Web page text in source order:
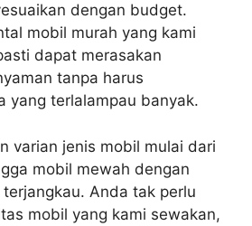
dengan budget.
mobil murah yang kami
dapat merasakan
tanpa harus
yang terlalampau banyak.
varian jenis mobil mulai dari
mobil mewah dengan
Anda tak perlu
mobil yang kami sewakan,